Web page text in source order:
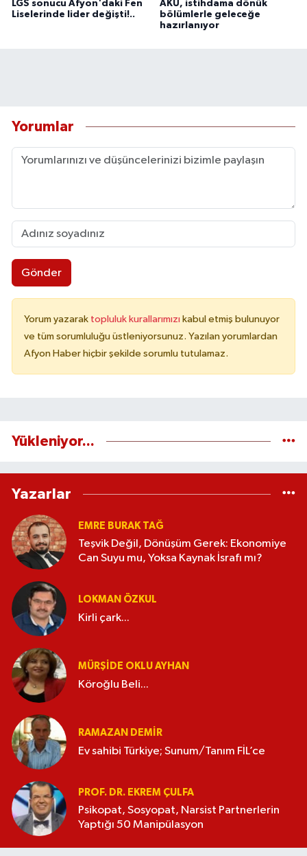
LGS sonucu Afyon'daki Fen
Liselerinde lider değişti!..
AKÜ, istihdama dönük
bölümlerle geleceğe
hazırlanıyor
Yorumlar
Gönder
Yorum yazarak topluluk kurallarımızı kabul etmiş bulunuyor
ve tüm sorumluluğu üstleniyorsunuz. Yazılan yorumlardan
Afyon Haber hiçbir şekilde sorumlu tutulamaz.
Yükleniyor...
Yazarlar
EMRE BURAK TAĞ
Teşvik Değil, Dönüşüm Gerek: Ekonomiye
Can Suyu mu, Yoksa Kaynak İsrafı mı?
LOKMAN ÖZKUL
Kirli çark...
MÜRŞIDE OKLU AYHAN
Köroğlu Beli...
RAMAZAN DEMİR
Ev sahibi Türkiye; Sunum/Tanım FİL’ce
PROF. DR. EKREM ÇULFA
Psikopat, Sosyopat, Narsist Partnerlerin
Yaptığı 50 Manipülasyon